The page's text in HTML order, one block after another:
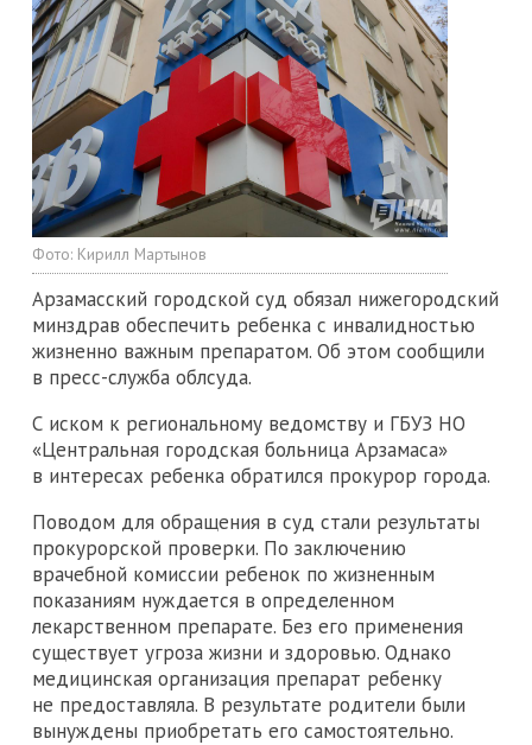
Фото: Кирилл Мартынов
Арзамасский городской суд обязал нижегородский
минздрав обеспечить ребенка с инвалидностью
жизненно важным препаратом. Об этом сообщили
в пресс-служба облсуда.
С иском к региональному ведомству и ГБУЗ НО
«Центральная городская больница Арзамаса»
в интересах ребенка обратился прокурор города.
Поводом для обращения в суд стали результаты
прокурорской проверки. По заключению
врачебной комиссии ребенок по жизненным
показаниям нуждается в определенном
лекарственном препарате. Без его применения
существует угроза жизни и здоровью. Однако
медицинская организация препарат ребенку
не предоставляла. В результате родители были
вынуждены приобретать его самостоятельно.